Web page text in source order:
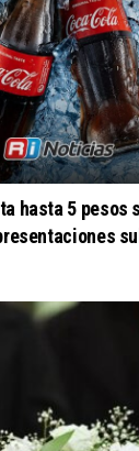
hasta 5 pesos